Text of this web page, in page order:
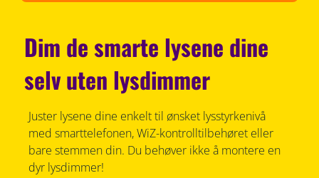
Dim de smarte lysene dine
selv uten lysdimmer
Juster lysene dine enkelt til ønsket lysstyrkenivå
med smarttelefonen, WiZ-kontrolltilbehøret eller
bare stemmen din. Du behøver ikke å montere en
dyr lysdimmer!